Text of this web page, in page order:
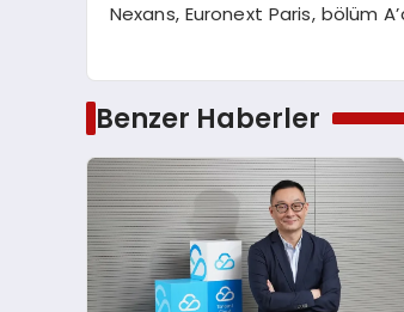
Nexans, Euronext Paris, bölüm
Benzer Haberler